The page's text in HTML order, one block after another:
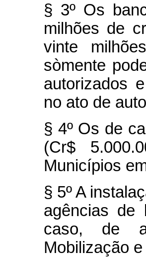
§ 3º Os
milhões de
vinte
sòmente
autorizados
no ato de
§ 4º Os de
(Cr$
Municípios
§ 5º A
agências de
caso, de
Mobilização